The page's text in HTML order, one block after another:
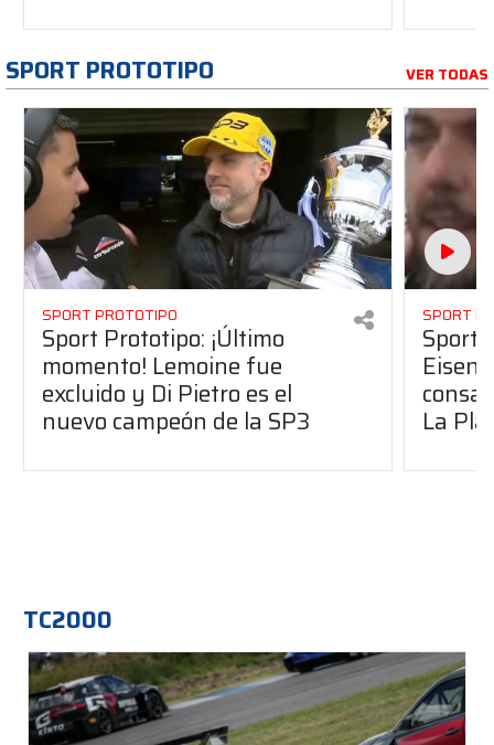
SPORT PROTOTIPO VER TODAS
SPORT PROTOTIPO
Sport Prototipo: ¡Último
momento! Lemoine fue
excluido y Di Pietro es el
nuevo campeón de la SP3
SPORT
Sport
La
TC2000